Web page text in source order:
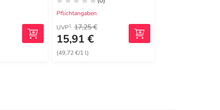
Pflichtangaben
UVP1 17,25 €
15,91 €
(49,72 €/1 l)